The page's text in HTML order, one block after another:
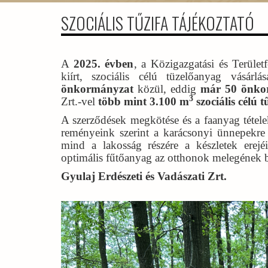
SZOCIÁLIS TŰZIFA TÁJÉKOZTATÓ
A 2025. évben, a Közigazgatási és
kiírt, szociális célú tüzelőanyag
önkormányzat közül, eddigmár 50
Zrt.-vel több mint 3.100 m3 szociális célú
A szerződések megkötése és a faanyag
reményeink szerint a karácsonyi
mind a lakosság részére a készletek
optimális fűtőanyag az otthonok melegének
Gyulaj Erdészeti és Vadászati Zrt.